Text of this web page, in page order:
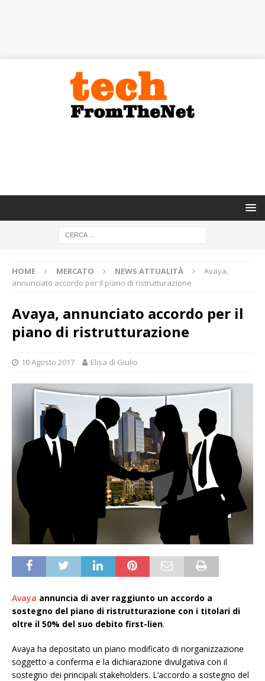
HOME MERCATO NEWS ATTUALITÀ
Avaya,
annunciato accordo per il piano di ristrutturazione
Avaya, annunciato accordo per il
piano di ristrutturazione
10 Agosto 2017 Elisa di Giulio
Avaya annuncia di aver raggiunto un accordo a
sostegno del piano di ristrutturazione con i titolari di
oltre il 50% del suo debito first-lien.
Avaya ha depositato un piano modificato di riorganizzazione
soggetto a conferma e la dichiarazione divulgativa con il
sostegno dei principali stakeholders. L’accordo a sostegno del